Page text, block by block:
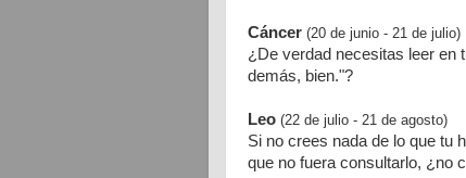
Cáncer (20 de junio - 21 de julio)
¿De verdad necesitas leer en
demás, bien."?
Leo (22 de julio - 21 de agosto)
Si no crees nada de lo que tu
que no fuera consultarlo, ¿no